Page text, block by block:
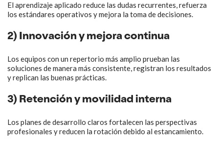
El aprendizaje aplicado reduce las dudas recurrentes, refuerza
los estándares operativos y mejora la toma de decisiones.
2) Innovación y mejora continua
Los equipos con un repertorio más amplio prueban las
soluciones de manera más consistente, registran los resultados
y replican las buenas prácticas.
3) Retención y movilidad interna
Los planes de desarrollo claros fortalecen las perspectivas
profesionales y reducen la rotación debido al estancamiento.